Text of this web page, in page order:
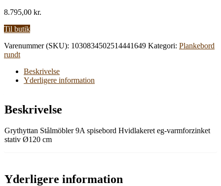
8.795,00 kr.
Til butik
Varenummer (SKU): 1030834502514441649 Kategori: Plankebord
rundt
Beskrivelse
Yderligere information
Beskrivelse
Grythyttan Stålmöbler 9A spisebord Hvidlakeret eg-varmforzinket
stativ Ø120 cm
Yderligere information